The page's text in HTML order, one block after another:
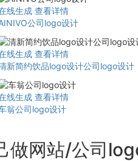
线生成 查看详情
公司logo设计
线生成 查看详情
新简约饮品logo设计公司logo设计
线生成 查看详情
翁公司logo设计
做网站/公司